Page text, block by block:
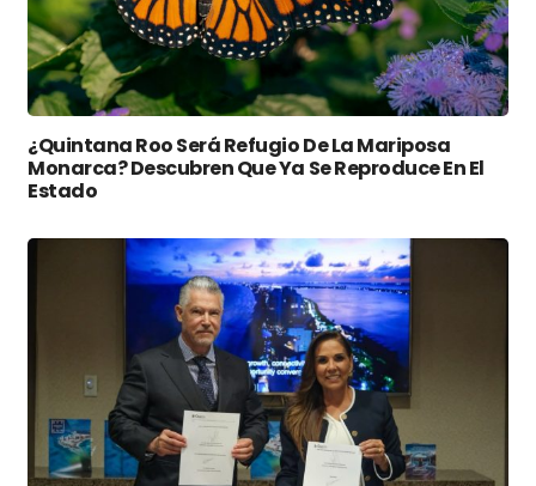
¿Quintana Roo Será Refugio De La Mariposa
Monarca? Descubren Que Ya Se Reproduce En El
Estado